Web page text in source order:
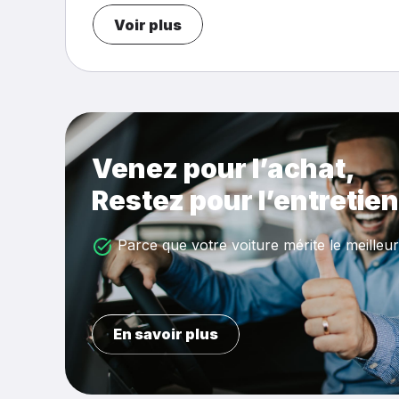
Voir plus
Venez pour l’achat,
Restez pour
Parce que votre voiture mérite le meilleur
En savoir plus